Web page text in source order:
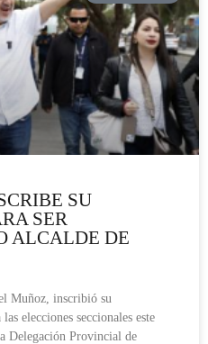
SU
SER
ALCALDE DE
Muñoz, inscribió su
elecciones seccionales este
Delegación Provincial de